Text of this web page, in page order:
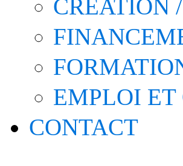
CRÉATION
EMPLOI ET
CONTACT